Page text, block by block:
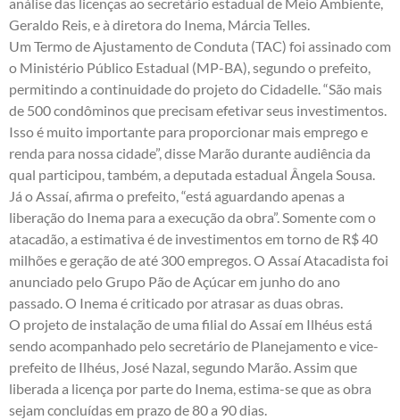
Geraldo Reis, e à diretora do Inema, Márcia Telles.
Um Termo de Ajustamento de Conduta (TAC) foi assinado com
o Ministério Público Estadual (MP-BA), segundo o prefeito,
permitindo a continuidade do projeto do Cidadelle. “São mais
de 500 condôminos que precisam efetivar seus investimentos.
Isso é muito importante para proporcionar mais emprego e
renda para nossa cidade”, disse Marão durante audiência da
qual participou, também, a deputada estadual Ângela Sousa.
Já o Assaí, afirma o prefeito, “está aguardando apenas a
liberação do Inema para a execução da obra”. Somente com o
atacadão, a estimativa é de investimentos em torno de R$ 40
milhões e geração de até 300 empregos. O Assaí Atacadista foi
anunciado pelo Grupo Pão de Açúcar em junho do ano
passado. O Inema é criticado por atrasar as duas obras.
O projeto de instalação de uma filial do Assaí em Ilhéus está
sendo acompanhado pelo secretário de Planejamento e vice-
prefeito de Ilhéus, José Nazal, segundo Marão. Assim que
liberada a licença por parte do Inema, estima-se que as obra
sejam concluídas em prazo de 80 a 90 dias.